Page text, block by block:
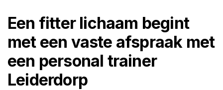
Een fitter lichaam begint
met een vaste afspraak met
een personal trainer
Leiderdorp